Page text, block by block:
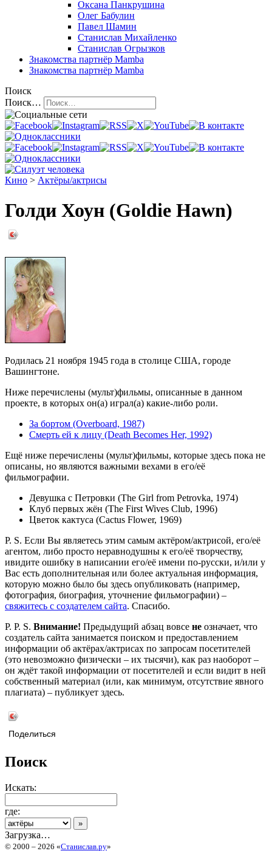
Оксана Панкрушина
Олег Бабулин
Павел Шамин
Станислав Михайленко
Станислав Огрызков
Знакомства партнёр Mamba
Знакомства партнёр Mamba
Поиск
Поиск…
Кино > Актёры/актрисы
Голди Хоун (Goldie Hawn)
Родилась 21 ноября 1945 года в столице США, городе
Вашингтоне.
Ниже перечислены (мульт)фильмы, описанные в данном
проекте, в которых он(а) играл(а) какие-либо роли.
За бортом (Overboard, 1987)
Смерть ей к лицу (Death Becomes Her, 1992)
Ещё ниже перечислены (мульт)фильмы, которые здесь пока не
описаны, но являются важными вехами в его/её
фильмографии.
Девушка с Петровки (The Girl from Petrovka, 1974)
Клуб первых жён (The First Wives Club, 1996)
Цветок кактуса (Cactus Flower, 1969)
P. S. Если Вы являетесь этим самым актёром/актрисой, его/её
агентом, либо просто неравнодушны к его/её творчеству,
ивидите ошибку в написании его/её имени по-русски, и/или у
Вас есть дополнительная или более актуальная информация,
которую можно было бы здесь опубликовать (например,
фотография, биография, уточнение фильмографии) –
свяжитесь с создателем сайта. Спасибо.
P. P. S. Внимание! Предыдущий абзац вовсе не означает, что
создатель сайта занимается поиском и предоставлением
информации об актёрах/актрисах по запросам посетителей
(это невозможно физически – их тысячи), как раз наоборот –
он ждёт такой информации от посетителей и если видит в ней
собственный материал (или, как минимум, отсутствие явного
плагиата) – публикует здесь.
Поделиться
Поиск
Искать:
где:
Загрузка…
© 2000 – 2026 «Станислав.ру»